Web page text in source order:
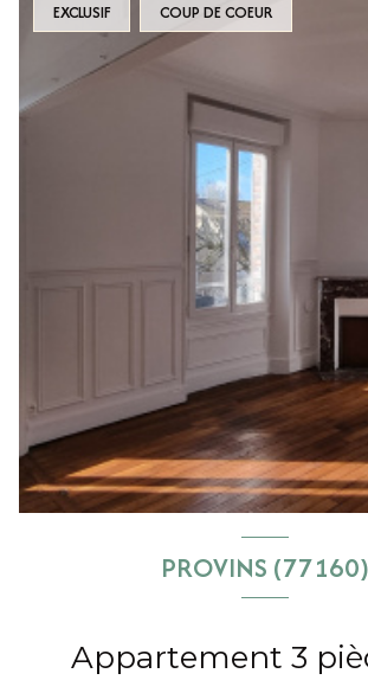
EXCLUSIF COUP DE COEUR
PROVINS (77160)
Appartement 3 pièce(s) 2